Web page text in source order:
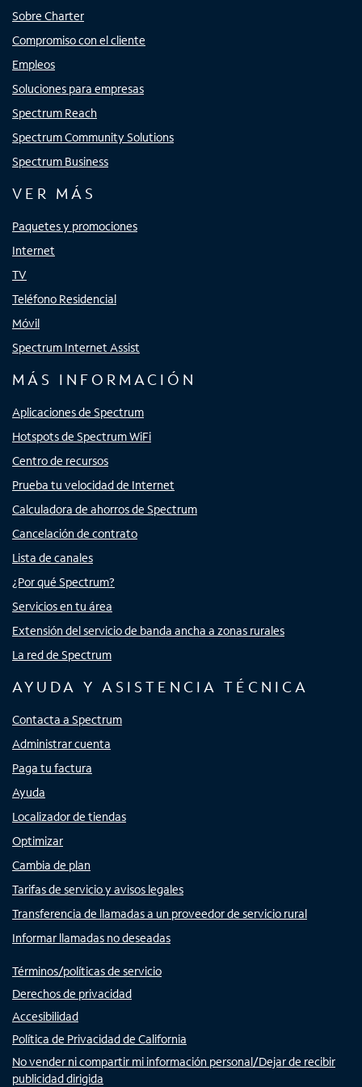
Sobre Charter
Compromiso con el cliente
Empleos
Soluciones para empresas
Spectrum Reach
Spectrum Community Solutions
Spectrum Business
VER MÁS
Paquetes y promociones
Internet
TV
Teléfono Residencial
Móvil
Spectrum Internet Assist
MÁS INFORMACIÓN
Aplicaciones de Spectrum
Hotspots de Spectrum WiFi
Centro de recursos
Prueba tu velocidad de Internet
Calculadora de ahorros de Spectrum
Cancelación de contrato
Lista de canales
¿Por qué Spectrum?
Servicios en tu área
Extensión del servicio de banda ancha a zonas rurales
La red de Spectrum
AYUDA Y ASISTENCIA TÉCNICA
Contacta a Spectrum
Administrar cuenta
Paga tu factura
Ayuda
Localizador de tiendas
Optimizar
Cambia de plan
Tarifas de servicio y avisos legales
Transferencia de llamadas a un proveedor de servicio rural
Informar llamadas no deseadas
Términos/políticas de servicio
Derechos de privacidad
Accesibilidad
Política de Privacidad de California
No vender ni compartir mi información personal/Dejar de recibir
publicidad dirigida